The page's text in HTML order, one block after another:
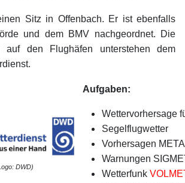
Sitz in Offenbach. Er ist ebenfalls
und dem BMV nachgeordnet. Die
auf den Flughäfen unterstehen dem
DWD)
Aufgaben:
Wettervorhersage
Segelflugwetter
Vorhersagen
Warnungen
Wetterfunk